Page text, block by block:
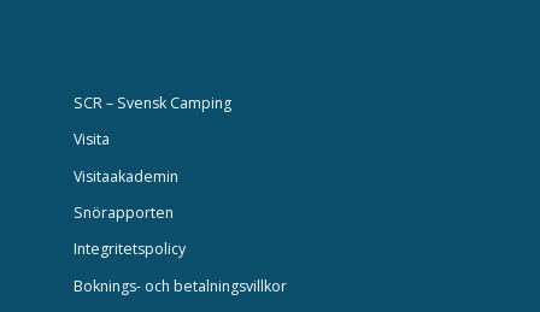
SCR – Svensk Camping
Visita
Visitaakademin
Snörapporten
Integritetspolicy
Boknings- och betalningsvillkor